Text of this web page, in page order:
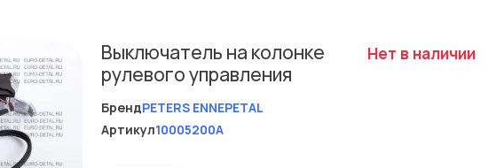
Выключатель на колонке
рулевого управления
БрендPETERS ENNEPETAL
Артикул10005200A
Нет в наличии